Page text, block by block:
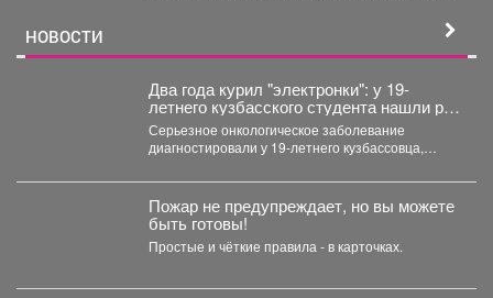
НОВОСТИ
Два года курил "электронки": у 19-
летнего кузбасского студента нашли рак
в груди
Серьезное онкологическое заболевание
диагностировали у 19-летнего кузбассовца,
электронные...
Пожар не предупреждает, но вы можете
быть готовы!
Простые и чёткие правила - в карточках.